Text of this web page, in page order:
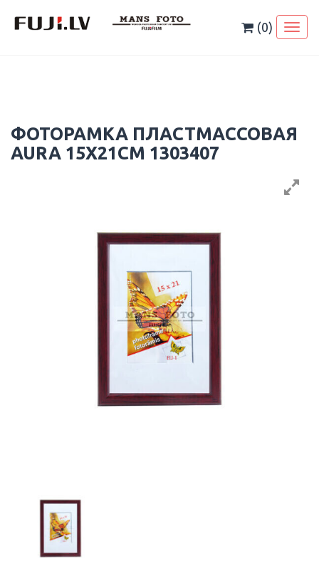
(0)
ФОТОРАМКА ПЛАСТМАССОВАЯ
AURA 15X21CM 1303407